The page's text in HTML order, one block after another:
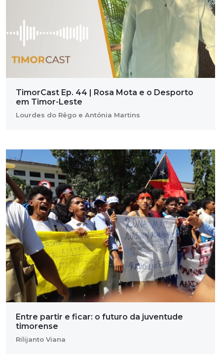
TimorCast Ep. 44 | Rosa Mota e o Desporto
em Timor-Leste
Lourdes do Rêgo e Antónia Martins
Entre partir e ficar: o futuro da juventude
timorense
Rilijanto Viana